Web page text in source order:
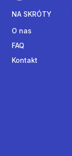
NA SKRÓTY
O nas
FAQ
Kontakt